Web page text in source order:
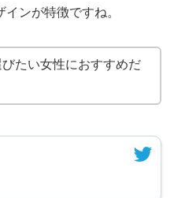
ンが特徴ですね。
たい女性におすすめだ